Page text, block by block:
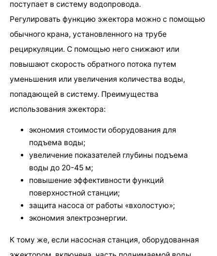
поступает в систему водопровода.
Регулировать функцию эжектора можно с помощью
обычного крана, установленного на трубе
рециркуляции. С помощью него снижают или
повышают скорость обратного потока путем
уменьшения или увеличения количества воды,
попадающей в систему. Преимущества
использования эжектора:
экономия стоимости оборудования для
подъема воды;
увеличение показателей глубины подъема
воды до 20-45 м;
повышение эффективности функций
поверхностной станции;
защита насоса от работы «вхолостую»;
экономия электроэнергии.
К тому же, если насосная станция, оборудованная